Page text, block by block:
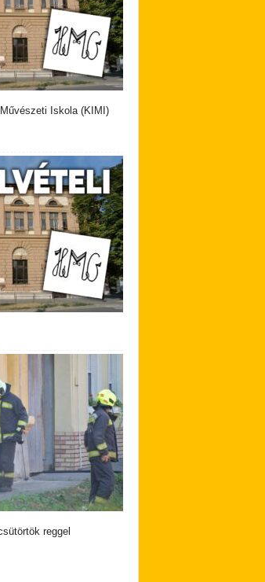
Iskola (KIMI)
reggel